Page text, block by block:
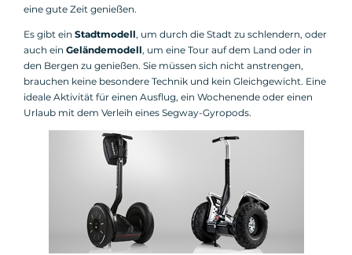
eine gute Zeit genießen.
Es gibt ein Stadtmodell, um durch die Stadt zu schlendern, oder
auch ein Geländemodell, um eine Tour auf dem Land oder in
den Bergen zu genießen. Sie müssen sich nicht anstrengen,
brauchen keine besondere Technik und kein Gleichgewicht. Eine
ideale Aktivität für einen Ausflug, ein Wochenende oder einen
Urlaub mit dem Verleih eines Segway-Gyropods.